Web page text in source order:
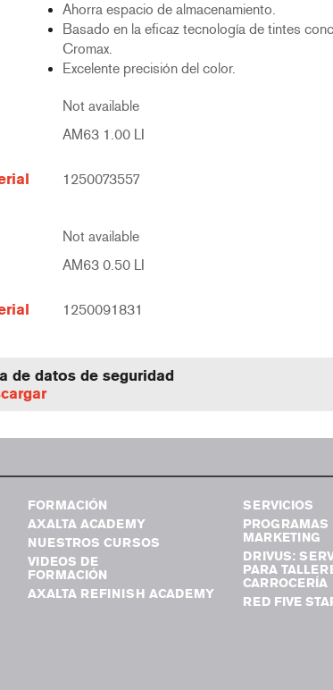
Ahorra espacio de almacenamiento.
Basado en la eficaz tecnología de tintes
Cromax.
Excelente precisión del color.
Not available
AM63 1.00 LI
1250073557
Not available
AM63 0.50 LI
1250091831
de datos de seguridad
FORMACIÓN
AXALTA ACADEMY
NUESTROS CURSOS
VIDEOS DE
FORMACIÓN
AXALTA REFINISH ACADEMY
SERVICIOS
PROGRAMAS
MARKETING
DRIVUS:
PARA
CARROCERÍA
RED FIVE